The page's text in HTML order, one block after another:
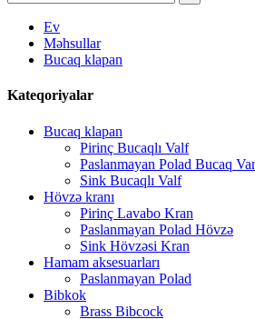
Ev
Məhsullar
Bucaq klapan
Kateqoriyalar
Bucaq klapan
Pirinç Bucaqlı Valf
Paslanmayan Polad Bucaq
Sink Bucaqlı Valf
Hövzə kranı
Pirinç Lavabo Kran
Paslanmayan Polad Hövzə
Sink Hövzəsi Kran
Hamam aksesuarları
Paslanmayan Polad
Bibkok
Brass Bibcock